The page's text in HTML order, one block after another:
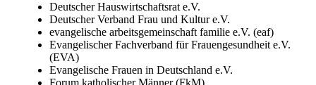
Deutscher Hauswirtschaftsrat e.V.
Deutscher Verband Frau und Kultur e.V.
evangelische arbeitsgemeinschaft familie e.V. (eaf)
Evangelischer Fachverband für Frauengesundheit e.V.
(EVA)
Evangelische Frauen in Deutschland e.V.
Forum katholischer Männer (FkM)